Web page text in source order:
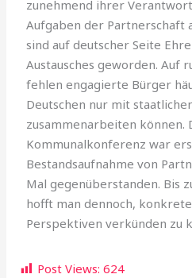
zunehmend ihrer
Aufgaben der Partnerschaft
sind auf deutscher Seite
Austausches geworden. Auf
fehlen engagierte Bürger
Deutschen nur mit
zusammenarbeiten können.
Kommunalkonferenz war
Bestandsaufnahme von
Mal gegenüberstanden. Bis
hofft man dennoch,
Perspektiven verkünden zu
Post Views: 624